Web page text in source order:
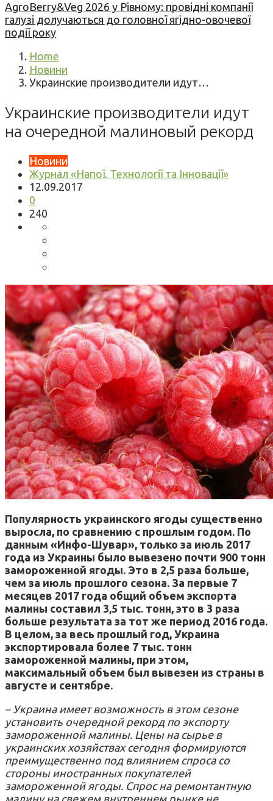
AgroBerry&Veg 2026 у Рівному: провідні компанії
галузі долучаються до головної ягідно-овочевої
події року
Home
Новини
Украинские производители идут…
Украинские производители идут
на очередной малиновый рекорд
Новини
Журнал «Напої. Технології та Інновації»
12.09.2017
0
240
Популярность украинского ягоды существенно
выросла, по сравнению с прошлым годом. По
данным «Инфо-Шувар», только за июль 2017
года из Украины было вывезено почти 900 тонн
замороженной ягоды. Это в 2,5 раза больше,
чем за июль прошлого сезона. За первые 7
месяцев 2017 года общий объем экспорта
малины составил 3,5 тыс. тонн, это в 3 раза
больше результата за тот же период 2016 года.
В целом, за весь прошлый год, Украина
экспортировала более 7 тыс. тонн
замороженной малины, при этом,
максимальный объем был вывезен из страны в
августе и сентябре.
– Украина имеет возможность в этом сезоне
установить очередной рекорд по экспорту
замороженной малины. Цены на сырье в
украинских хозяйствах сегодня формируются
преимущественно под влиянием спроса со
стороны иностранных покупателей
замороженной ягоды. Спрос на ремонтантную
малину на свежем внутреннем рынке не